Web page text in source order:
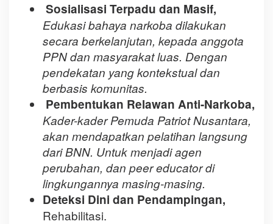
Sosialisasi Terpadu dan Masif,
Edukasi bahaya narkoba dilakukan
secara berkelanjutan, kepada anggota
PPN dan masyarakat luas. Dengan
pendekatan yang kontekstual dan
berbasis komunitas.
Pembentukan Relawan Anti-Narkoba,
Kader-kader Pemuda Patriot Nusantara,
akan mendapatkan pelatihan langsung
dari BNN. Untuk menjadi agen
perubahan, dan peer educator di
lingkungannya masing-masing.
Deteksi Dini dan Pendampingan,
Rehabilitasi.